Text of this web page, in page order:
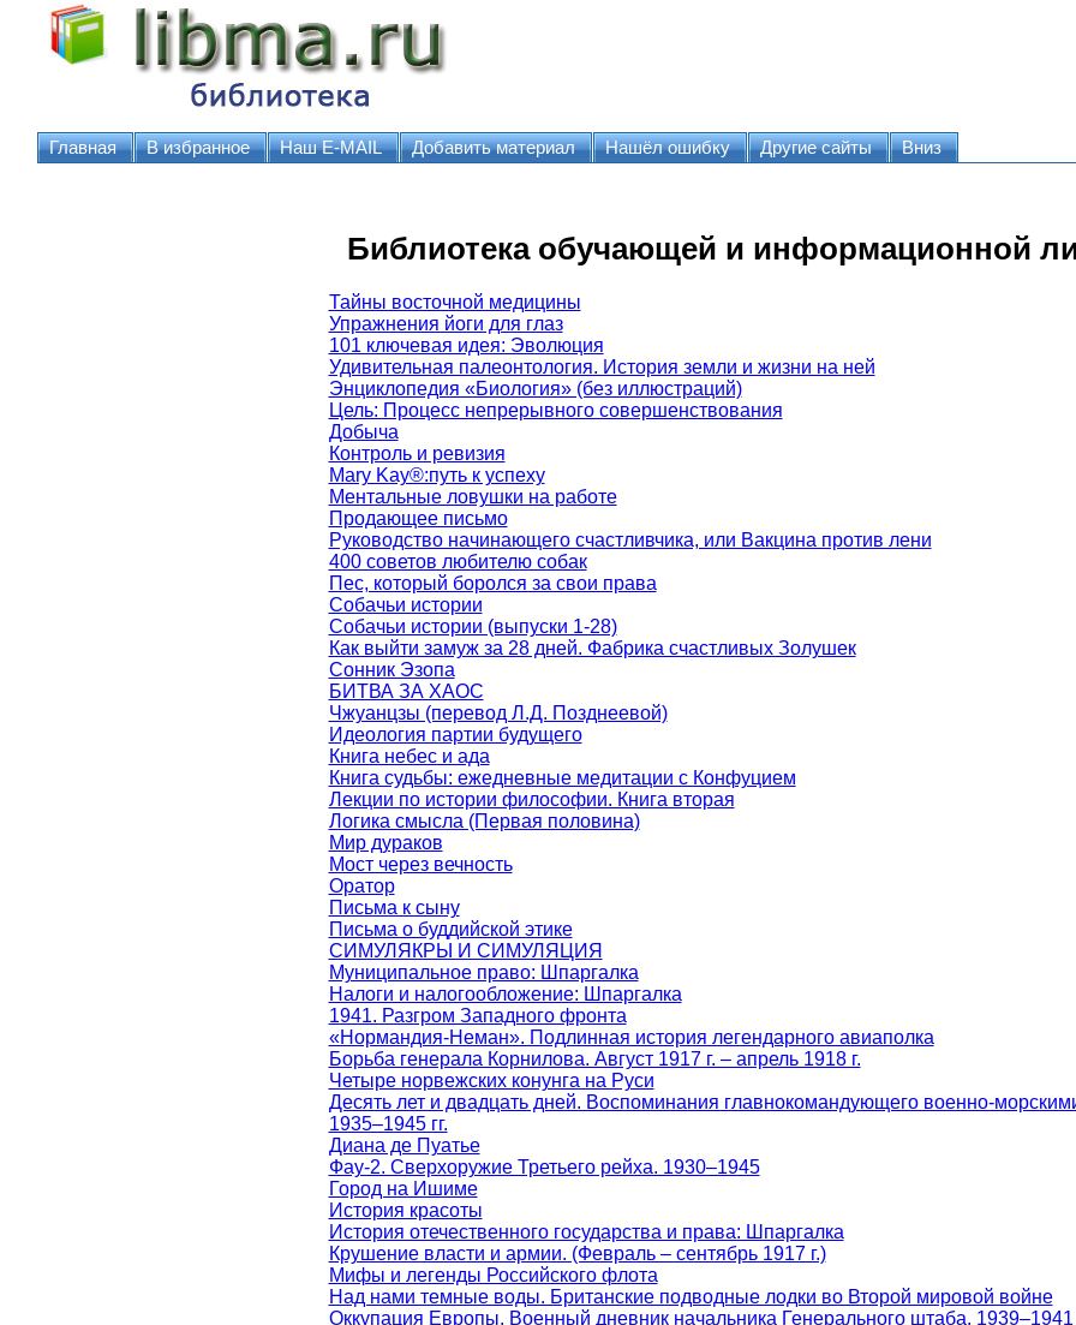
Главная В избранное Наш E-MAIL Добавить материал Нашёл ошибку Другие сайты Вниз
Библиотека обучающей и информационной
Тайны восточной медицины
Упражнения йоги для глаз
101 ключевая идея: Эволюция
Удивительная палеонтология. История земли и жизни на ней
Энциклопедия «Биология» (без иллюстраций)
Цель: Процесс непрерывного совершенствования
Добыча
Контроль и ревизия
Mary Kay®:путь к успеху
Ментальные ловушки на работе
Продающее письмо
Руководство начинающего счастливчика, или Вакцина против лени
400 советов любителю собак
Пес, который боролся за свои права
Собачьи истории
Собачьи истории (выпуски 1-28)
Как выйти замуж за 28 дней. Фабрика счастливых Золушек
Сонник Эзопа
БИТВА ЗА ХАОС
Чжуанцзы (перевод Л.Д. Позднеевой)
Идеология партии будущего
Книга небес и ада
Книга судьбы: ежедневные медитации с Конфуцием
Лекции по истории философии. Книга вторая
Логика смысла (Первая половина)
Мир дураков
Мост через вечность
Оратор
Письма к сыну
Письма о буддийской этике
СИМУЛЯКРЫ И СИМУЛЯЦИЯ
Муниципальное право: Шпаргалка
Налоги и налогообложение: Шпаргалка
1941. Разгром Западного фронта
«Нормандия-Неман». Подлинная история легендарного авиаполка
Борьба генерала Корнилова. Август 1917 г. – апрель 1918 г.
Четыре норвежских конунга на Руси
Десять лет и двадцать дней. Воспоминания главнокомандующего военно-
1935–1945 гг.
Диана де Пуатье
Фау-2. Сверхоружие Третьего рейха. 1930–1945
Город на Ишиме
История красоты
История отечественного государства и права: Шпаргалка
Крушение власти и армии. (Февраль – сентябрь 1917 г.)
Мифы и легенды Российского флота
Над нами темные воды. Британские подводные лодки во Второй мировой войне
Оккупация Европы. Военный дневник начальника Генерального штаба. 1939–1941